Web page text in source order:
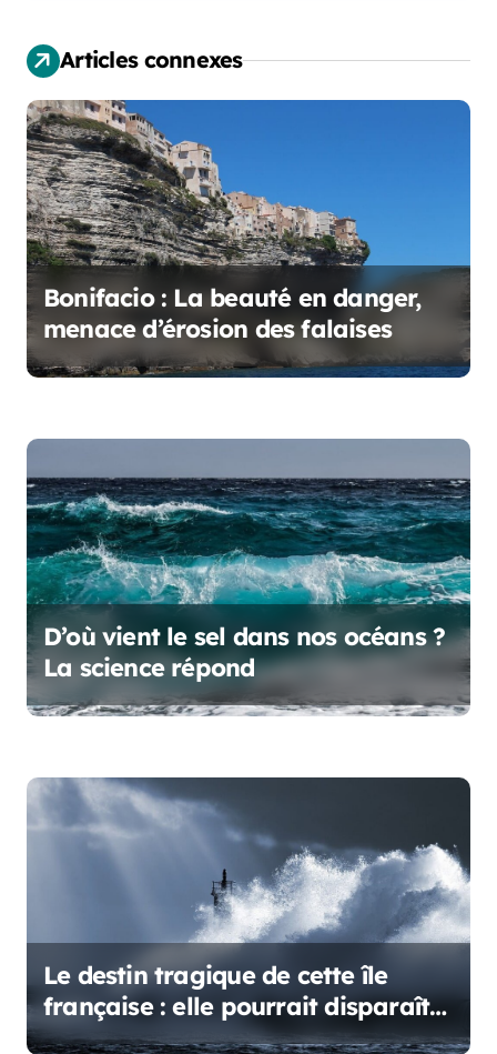
o
n
d
e
l
’
a
r
t
i
c
l
e
Articles connexes
Bonifacio : La beauté en danger,
menace d’érosion des falaises
D’où vient le sel dans nos océans ?
La science répond
Le destin tragique de cette île
française : elle pourrait disparaître
d’ici 2100 !